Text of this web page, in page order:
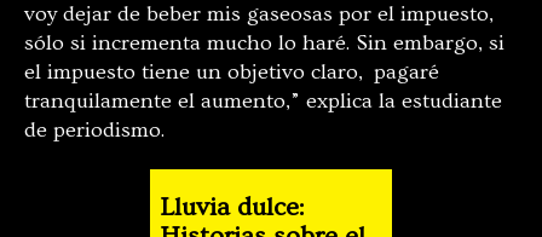
voy dejar de beber mis gaseosas por el impuesto,
sólo si incrementa mucho lo haré. Sin embargo, si
el impuesto tiene un objetivo claro, pagaré
tranquilamente el aumento,” explica la estudiante
de periodismo.
Lluvia dulce: